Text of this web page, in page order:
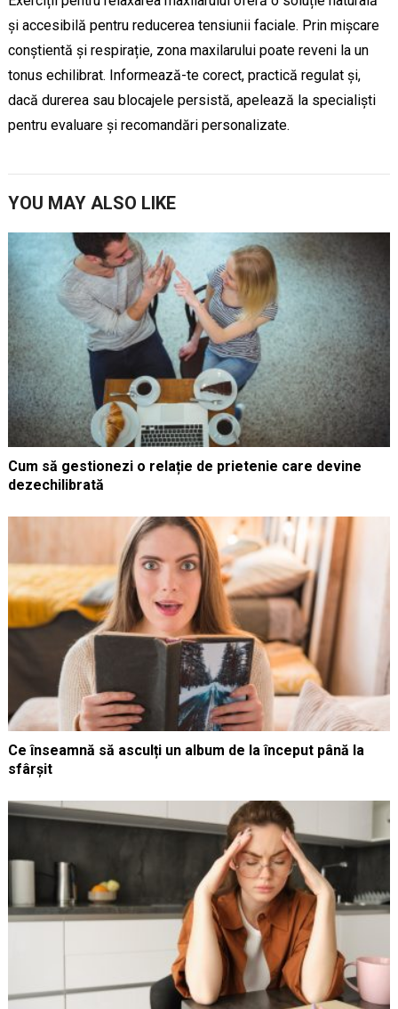
și accesibilă pentru reducerea tensiunii faciale. Prin mișcare
conștientă și respirație, zona maxilarului poate reveni la un
tonus echilibrat. Informează-te corect, practică regulat și,
dacă durerea sau blocajele persistă, apelează la specialiști
pentru evaluare și recomandări personalizate.
YOU MAY ALSO LIKE
Cum să gestionezi o relație de prietenie care devine
dezechilibrată
Ce înseamnă să asculți un album de la început până la
sfârșit